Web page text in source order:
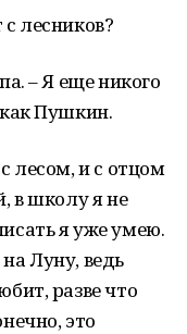
лесников?
– Я еще никого
Пушкин.
лесом, и с отцом
в школу я не
я уже умею.
Луну, ведь
разве что
это